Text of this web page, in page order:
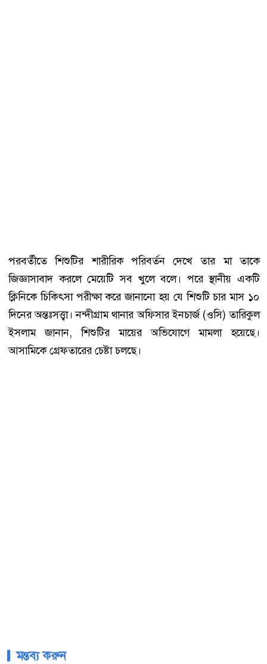
পরবর্তীতে শিশুটির শারীরিক পরিবর্তন দেখে তার মা তাকে
জিজ্ঞাসাবাদ করলে মেয়েটি সব খুলে বলে। পরে স্থানীয় একটি
ক্লিনিকে চিকিৎসা পরীক্ষা করে জানানো হয় যে শিশুটি চার মাস ১০
দিনের অন্তঃসত্ত্বা। নন্দীগ্রাম থানার অফিসার ইনচার্জ (ওসি) তারিকুল
ইসলাম জানান, শিশুটির মায়ের অভিযোগে মামলা হয়েছে।
আসামিকে গ্রেফতারের চেষ্টা চলছে।
মন্তব্য করুন